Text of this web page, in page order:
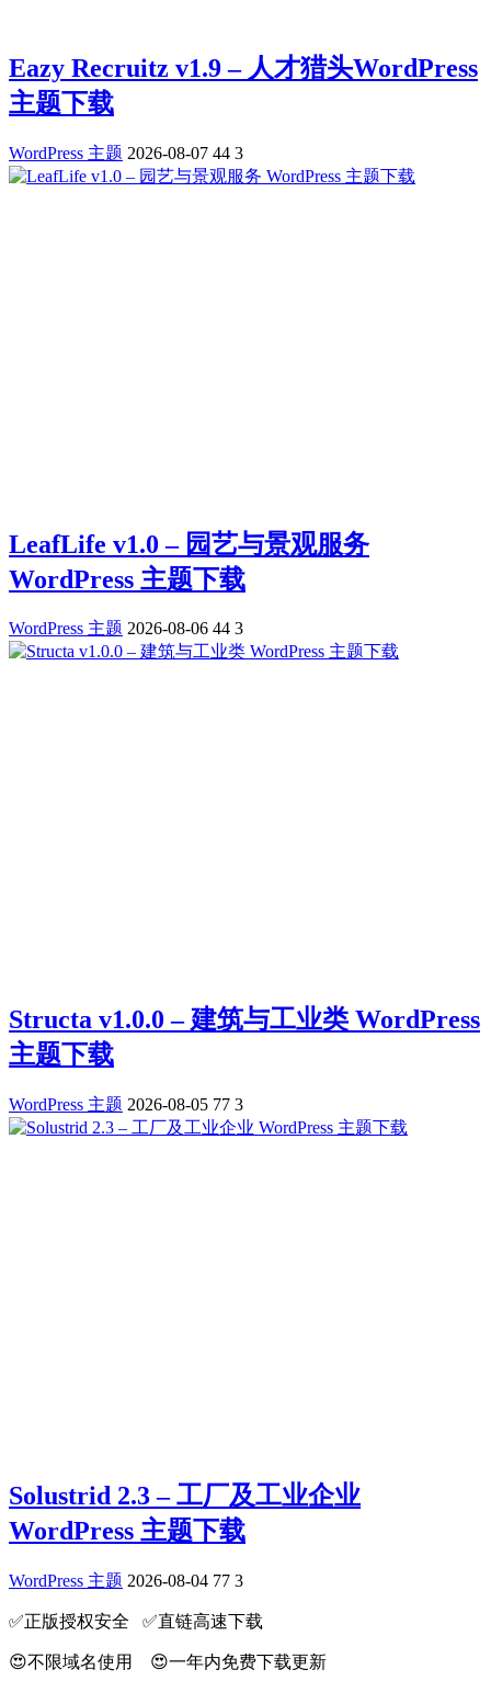
Eazy Recruitz v1.9 – 人才猎头WordPress
主题下载
WordPress 主题 2026-08-07 44 3
LeafLife v1.0 – 园艺与景观服务
WordPress 主题下载
WordPress 主题 2026-08-06 44 3
Structa v1.0.0 – 建筑与工业类 WordPress
主题下载
WordPress 主题 2026-08-05 77 3
Solustrid 2.3 – 工厂及工业企业
WordPress 主题下载
WordPress 主题 2026-08-04 77 3
✅️正版授权安全 ✅️直链高速下载
😍不限域名使用 😍一年内免费下载更新